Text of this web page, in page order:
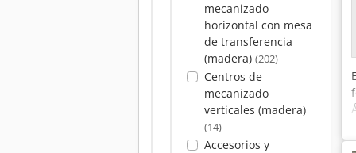
mecanizado
horizontal con mesa
de transferencia
(madera) (202)
Centros de
mecanizado
verticales (madera)
(14)
Accesorios y